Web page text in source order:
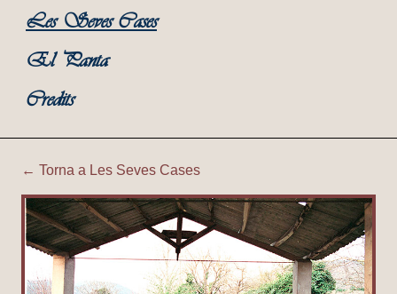
Les Seves Cases
El Panta
Credits
Tiurana | Rentador
← Torna a Les Seves Cases